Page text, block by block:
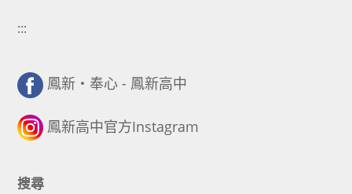
:::
鳳新・奉心 - 鳳新高中
鳳新高中官方Instagram
搜尋